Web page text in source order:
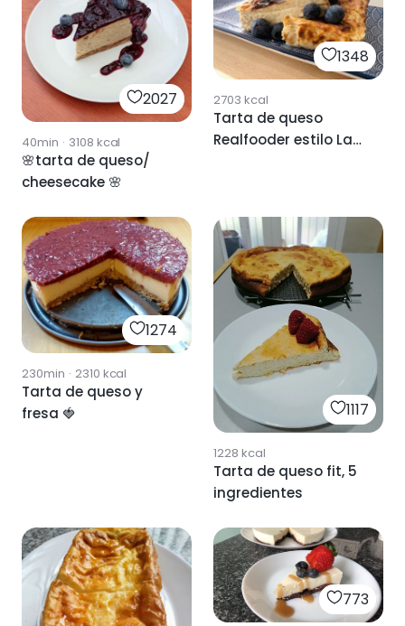
2027
40min · 3108 kcal
🌸tarta de queso/
cheesecake 🌸
1348
2703 kcal
Tarta de queso
Realfooder estilo La
1274
230min · 2310 kcal
Tarta de queso y
fresa 🍓
1117
1228 kcal
Tarta de queso fit, 5
ingredientes
773